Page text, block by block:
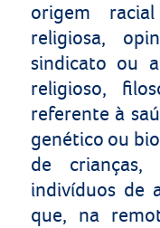
origem
religiosa,
sindicato ou
religioso,
referente à
genético ou
de crianças,
indivíduos de
que, na